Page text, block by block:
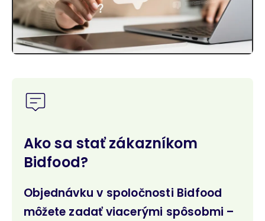
Ako sa stať zákazníkom
Bidfood?
Objednávku v spoločnosti Bidfood
môžete zadať viacerými spôsobmi –